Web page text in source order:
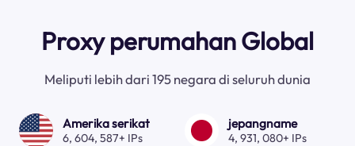
Proxy perumahan Global
Meliputi lebih dari 195 negara di seluruh dunia
Amerika serikat
6, 604, 587+ IPs
jepangname
4, 931, 080+ IPs